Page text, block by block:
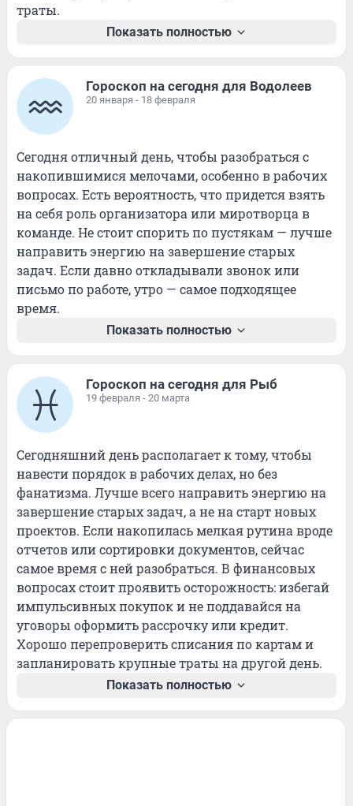
траты.
Показать полностью
Гороскоп на сегодня для Водолеев
20 января - 18 февраля
Сегодня отличный день, чтобы разобраться с
накопившимися мелочами, особенно в рабочих
вопросах. Есть вероятность, что придется взять
на себя роль организатора или миротворца в
команде. Не стоит спорить по пустякам — лучше
направить энергию на завершение старых
задач. Если давно откладывали звонок или
письмо по работе, утро — самое подходящее
время.
Показать полностью
Гороскоп на сегодня для Рыб
19 февраля - 20 марта
Сегодняшний день располагает к тому, чтобы
навести порядок в рабочих делах, но без
фанатизма. Лучше всего направить энергию на
завершение старых задач, а не на старт новых
проектов. Если накопилась мелкая рутина вроде
отчетов или сортировки документов, сейчас
самое время с ней разобраться. В финансовых
вопросах стоит проявить осторожность: избегай
импульсивных покупок и не поддавайся на
уговоры оформить рассрочку или кредит.
Хорошо перепроверить списания по картам и
запланировать крупные траты на другой день.
Показать полностью